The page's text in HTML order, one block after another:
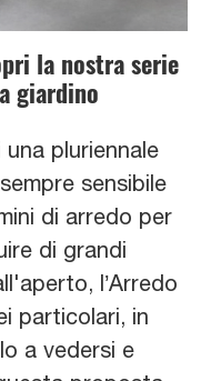
la nostra serie
giardino
pluriennale
sensibile
di arredo per
di grandi
l’Arredo
particolari, in
a vedersi e